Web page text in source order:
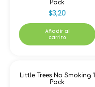
Pack
$3,20
Añadir al
carrito
Little Trees No Smoking 1
Pack